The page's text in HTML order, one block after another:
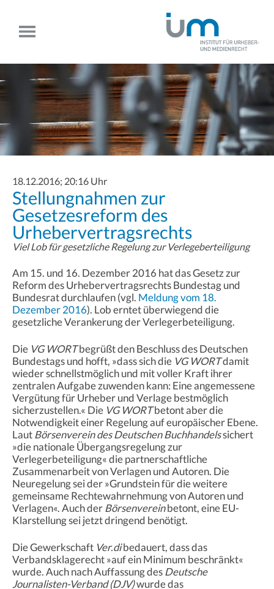
18.12.2016; 20:16 Uhr
Stellungnahmen zur
Gesetzesreform des
Urhebervertragsrechts
Viel Lob für gesetzliche Regelung zur Verlegeberteiligung
Am 15. und 16. Dezember 2016 hat das Gesetz zur
Reform des Urhebervertragsrechts Bundestag und
Bundesrat durchlaufen (vgl. Meldung vom 18.
Dezember 2016). Lob erntet überwiegend die
gesetzliche Verankerung der Verlegerbeteiligung.
Die VG WORTbegrüßt den Beschluss des Deutschen
Bundestags und hofft, »dass sich die VG WORTdamit
wieder schnellstmöglich und mit voller Kraft ihrer
zentralen Aufgabe zuwenden kann: Eine angemessene
Vergütung für Urheber und Verlage bestmöglich
sicherzustellen.« Die VG WORTbetont aber die
Notwendigkeit einer Regelung auf europäischer Ebene.
LautBörsenverein des Deutschen Buchhandelssichert
»die nationale Übergangsregelung zur
Verlegerbeteiligung« die partnerschaftliche
Zusammenarbeit von Verlagen und Autoren. Die
Neuregelung sei der »Grundstein für die weitere
gemeinsame Rechtewahrnehmung von Autoren und
Verlagen«. Auch derBörsenvereinbetont, eine EU-
Klarstellung sei jetzt dringend benötigt.
Die Gewerkschaft Ver.dibedauert, dass das
Verbandsklagerecht »auf ein Minimum beschränkt«
wurde. Auch nach Auffassung desDeutsche
Journalisten-Verband (DJV)wurde das